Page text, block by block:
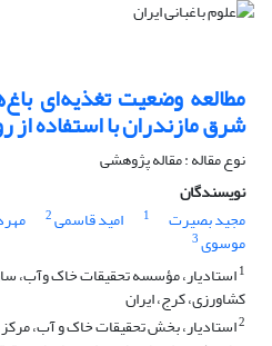
مطالعه وضعیت تغذیه‌ای
شرق مازندران با استفاده
نوع مقاله : مقاله پژوهشی
نویسندگان
مجید بصیرت
1 امید قاسمی2
موسوی3
1استادیار، مؤسسه تحقیقات خاک وآب،
کشاورزی، کرج، ایران
2استادیار، بخش تحقیقات خاک و آب،